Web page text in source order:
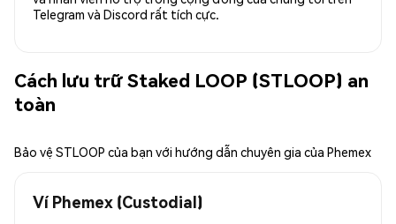
Telegram và Discord rất tích cực.
Cách lưu trữ Staked LOOP (STLOOP) an
toàn
Bảo vệ STLOOP của bạn với hướng dẫn chuyên gia của Phemex
Ví Phemex (Custodial)